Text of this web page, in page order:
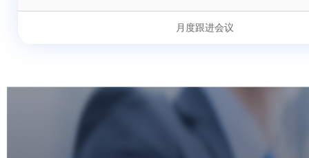
月度跟进会议